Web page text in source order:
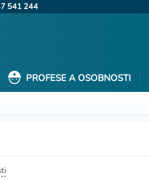
541 244
PROFESE A OSOBNOSTI